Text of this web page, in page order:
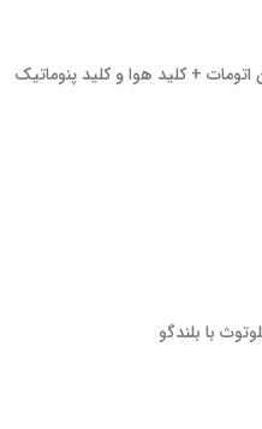
+ کلید هوا و کلید پنوماتیک